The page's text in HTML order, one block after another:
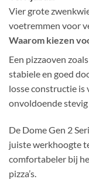
Vier grote
voetremmen voor
Waarom kiezen
Een pizzaoven
stabiele en goed
losse constructie is
onvoldoende
De Dome Gen 2
juiste werkhoogte
comfortabeler bij
pizza’s.